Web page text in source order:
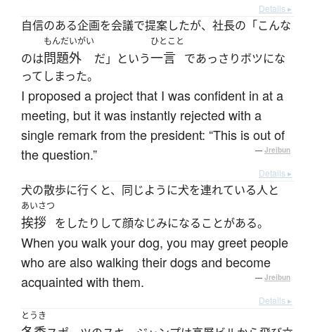
Details ▸
自信のある企画を会議で提案したが、社長の「こんな
のは
もんだいがい
問題外 だ」という
ひとこと
一言 であっさりボツにな
ってしまった。
I proposed a project that I was confident in at a
meeting, but it was instantly rejected with a
single remark from the president: “This is out of
the question.”
— Jreibun
Details ▸
犬の散歩に行くと、同じように犬を連れている人と
あいさつ
挨拶 をしたりして顔なじみになることがある。
When you walk your dog, you may greet people
who are also walking their dogs and become
acquainted with them.
— Jreibun
Details ▸
とうき